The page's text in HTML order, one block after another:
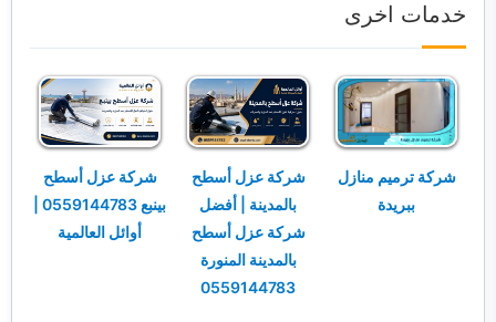
خدمات اخرى
شركة ترميم منازل
ببريدة
شركة عزل أسطح
بالمدينة | أفضل
شركة عزل أسطح
بالمدينة المنورة
0559144783
شركة عزل أسطح
بينبع 0559144783 |
أوائل العالمية